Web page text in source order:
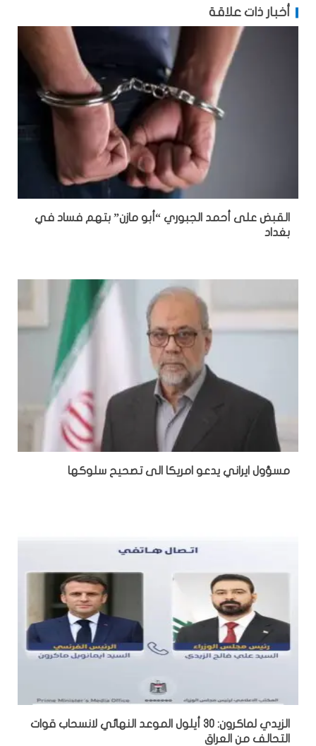
أخبار ذات علاقة
القبض على أحمد الجبوري “أبو مازن” بتهم فساد في
بغداد
مسؤول ايراني يدعو امريكا الى تصحيح سلوكها
الزيدي لماكرون: 30 أيلول الموعد النهائي لانسحاب قوات
التحالف من العراق